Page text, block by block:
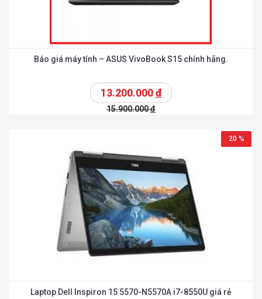
Báo giá máy tính – ASUS VivoBook S15 chính hãng.
13.200.000đ
15.900.000đ
20 %
Laptop Dell Inspiron 15 5570-N5570A i7-8550U giá rẻ